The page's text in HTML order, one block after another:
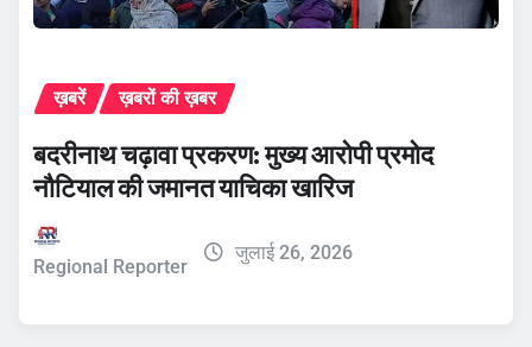
ख़बरें ख़बरों की ख़बर
बदरीनाथ चढ़ावा प्रकरण: मुख्य आरोपी प्रमोद
नौटियाल की जमानत याचिका खारिज
Regional Reporter
जुलाई 26, 2026